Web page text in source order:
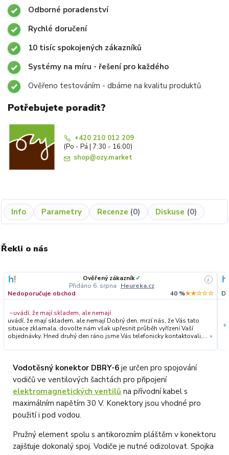
Odborné poradenství
Rychlé doručení
10 tisíc spokojených zákazníků
Systémy na míru - řešení pro každého
Ověřeno testováním - dbáme na kvalitu produktů
Potřebujete poradit?
+420 210 012 209
(Po - Pá | 7:30 - 16:00)
shop@ozy.market
Info Parametry Recenze 0 Diskuse 0
Řekli o nás
Ověřený zákazník✓
Přidáno 6. srpna · Heureka.cz
i
Nedoporučuje obchod 40 %★★☆☆☆
−uvádí, že mají skladem, ale nemají
uvádí, že mají skladem, ale nemají Dobrý den, mrzí nás, že Vás tato
situace zklamala, dovolte nám však upřesnit průběh vyřízení Vaší
objednávky. Hned druhý den ráno jsme Vás telefonicky kontaktovali,
prověřovali jeho dostupnost přímo u dodavatele. Jelikož zboží
všem jsme Vás obratem informovali a náležitě se omluvili.
Zakládáme si na férovém a rychlém jednání. O to více nás mrzí, že i
přes naši okamžitou reakci, osobní telefonát a maximální snahu náš
obchod nedoporučujete. Věříme, že nám v budoucnu dáte příležitost
přesvědčit Vás o kvalitě našich služeb. Tým OZY.market
»
+
Vodotěsný konektor DBRY-6 je určen pro spojování
vodičů ve ventilových šachtách pro připojení
elektromagnetických ventilů na přívodní kabel s
maximálním napětím 30 V. Konektory jsou vhodné pro
použití i pod vodou.
Pružný element spolu s antikorozním pláštěm v konektoru
zajišťuje dokonalý spoj. Vodiče je nutné odizolovat. Spojka